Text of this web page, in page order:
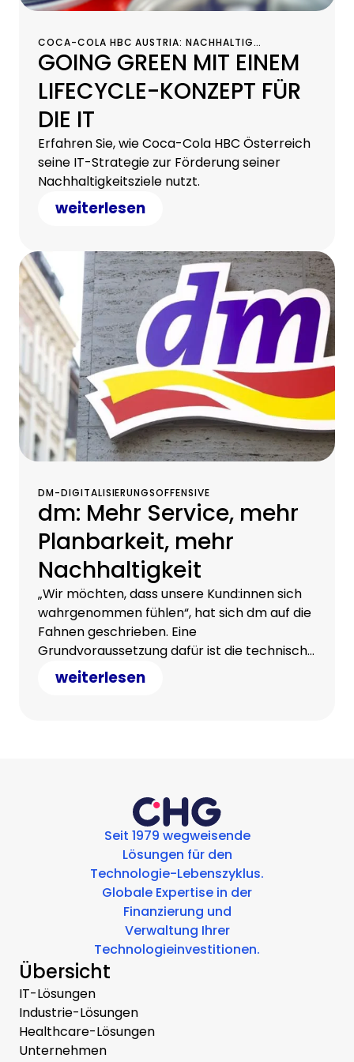
COCA-COLA HBC AUSTRIA: NACHHALTIG
ERFOLGREICH MIT CHG-MERIDIAN
GOING GREEN MIT EINEM
LIFECYCLE-KONZEPT FÜR
DIE IT
Erfahren Sie, wie Coca-Cola HBC Österreich
seine IT-Strategie zur Förderung seiner
Nachhaltigkeitsziele nutzt.
weiterlesen
DM-DIGITALISIERUNGSOFFENSIVE
dm: Mehr Service, mehr
Planbarkeit, mehr
Nachhaltigkeit
„Wir möchten, dass unsere Kund:innen sich
wahrgenommen fühlen“, hat sich dm auf die
Fahnen geschrieben. Eine
Grundvoraussetzung dafür ist die technische
Infrastruktur, die jetzt in Zusammenarbeit
mit CHG-MERIDIAN optimiert wurde.
weiterlesen
Seit 1979 wegweisende
Lösungen für den
Technologie-Lebenszyklus.
Globale Expertise in der
Finanzierung und
Verwaltung Ihrer
Technologieinvestitionen.
Übersicht
IT-Lösungen
Industrie-Lösungen
Healthcare-Lösungen
Unternehmen